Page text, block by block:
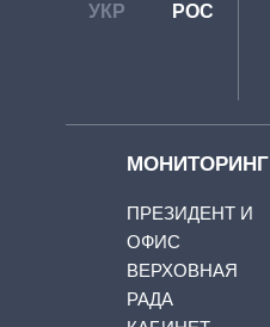
УКР РОС
МОНИТОРИНГ
ПРЕЗИДЕНТ И
ОФИС
ВЕРХОВНАЯ
РАДА